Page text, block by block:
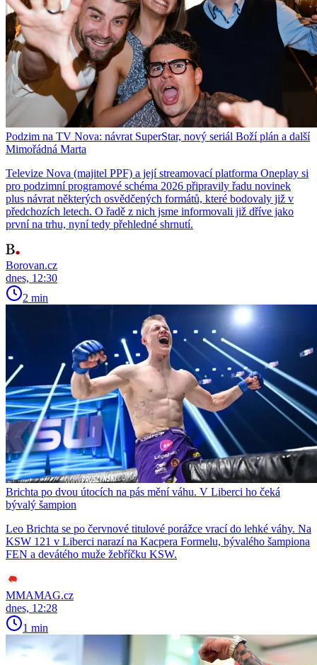
Podzim na TV Nova: návrat SuperStar, nový seriál Boží plán a další
Mimořádná Marta
Televize Nova (majitel PPF) a její streamovací platforma Oneplay si
pro podzimní programové schéma 2026 připravily řadu novinek
plus návrat některých osvědčených formátů, které bodovaly již v
předchozích letech. O řadě z nich jsme informovali již dříve jako
první na trhu, nyní tedy přehledné shrnutí.
Borovan.cz
dnes, 12:30
2 min
Brichta po dvou útocích na pás mění váhu. V Liberci ho čeká
bývalý šampion
Leo Brichta se po červnové titulové porážce vrací do lehké váhy. Na
KSW 121 v Liberci narazí na Kacpera Formelu, bývalého šampiona
FEN a devátého muže žebříčku KSW.
MMAMAG.cz
dnes, 12:28
1 min